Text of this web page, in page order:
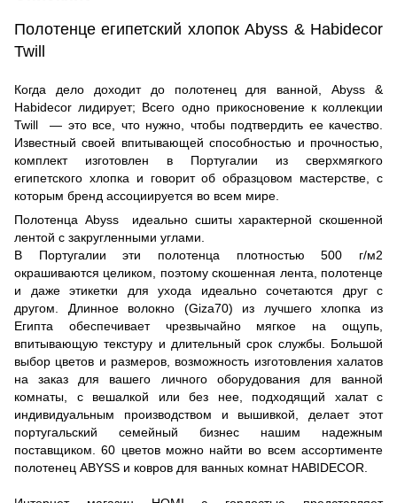
Полотенце египетский хлопок Abyss & Habidecor
Twill
Когда дело доходит до полотенец для ванной, Abyss &
Habidecor лидирует; Всего одно прикосновение к коллекции
Twill — это все, что нужно, чтобы подтвердить ее качество.
Известный своей впитывающей способностью и прочностью,
комплект изготовлен в Португалии из сверхмягкого
египетского хлопка и говорит об образцовом мастерстве, с
которым бренд ассоциируется во всем мире.
Полотенца Abyss идеально сшиты характерной скошенной
лентой с закругленными углами.
В Португалии эти полотенца плотностью 500 г/м2
окрашиваются целиком, поэтому скошенная лента, полотенце
и даже этикетки для ухода идеально сочетаются друг с
другом. Длинное волокно (Giza70) из лучшего хлопка из
Египта обеспечивает чрезвычайно мягкое на ощупь,
впитывающую текстуру и длительный срок службы. Большой
выбор цветов и размеров, возможность изготовления халатов
на заказ для вашего личного оборудования для ванной
комнаты, с вешалкой или без нее, подходящий халат с
индивидуальным производством и вышивкой, делает этот
португальский семейный бизнес нашим надежным
поставщиком. 60 цветов можно найти во всем ассортименте
полотенец ABYSS и ковров для ванных комнат HABIDECOR.